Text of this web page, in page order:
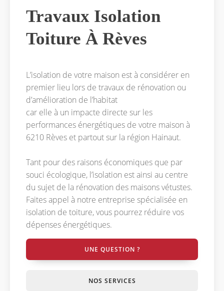
Travaux Isolation
Toiture À Rèves
L’isolation de votre maison est à considérer en
premier lieu lors de travaux de rénovation ou
d’amélioration de l’habitat
car elle à un impacte directe sur les
performances énergétiques de votre maison à
6210 Rèves et partout sur la région Hainaut.
Tant pour des raisons économiques que par
souci écologique, l’isolation est ainsi au centre
du sujet de la rénovation des maisons vétustes.
Faites appel à notre entreprise spécialisée en
isolation de toiture, vous pourrez réduire vos
dépenses énergétiques.
UNE QUESTION ?
NOS SERVICES